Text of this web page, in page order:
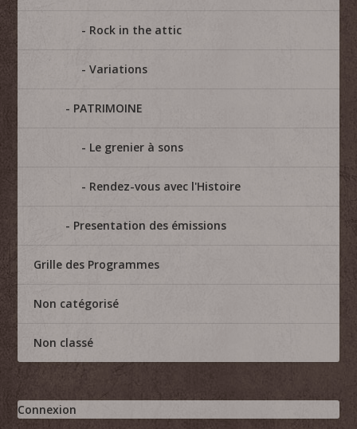
Rock in the attic
Variations
PATRIMOINE
Le grenier à sons
Rendez-vous avec l'Histoire
Presentation des émissions
Grille des Programmes
Non catégorisé
Non classé
Connexion